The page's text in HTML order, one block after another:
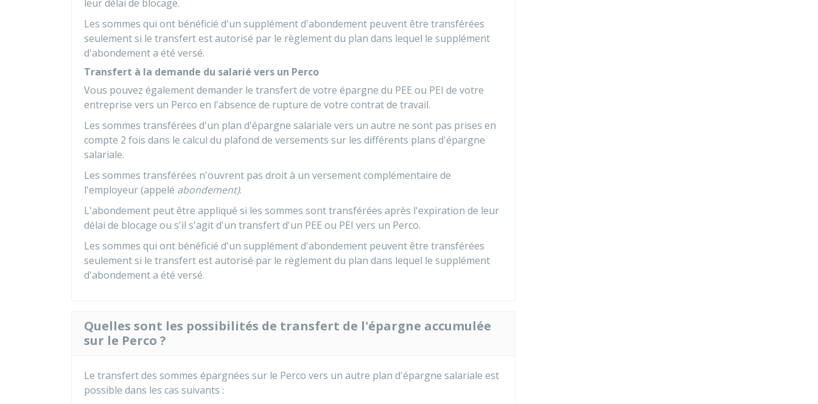
leur délai de blocage.
Les sommes qui ont bénéficié d'un supplément d'abondement peuvent être transférées
seulement si le transfert est autorisé par le règlement du plan dans lequel le supplément
d'abondement a été versé.
Transfert à la demande du salarié vers un Perco
Vous pouvez également demander le transfert de votre épargne du PEE ou PEI de votre
entreprise vers un Perco en l'absence de rupture de votre contrat de travail.
Les sommes transférées d'un plan d'épargne salariale vers un autre ne sont pas prises en
compte 2 fois dans le calcul du plafond de versements sur les différents plans d'épargne
salariale.
Les sommes transférées n'ouvrent pas droit à un versement complémentaire de
l'employeur (appelé abondement).
L'abondement peut être appliqué si les sommes sont transférées après l'expiration de leur
délai de blocage ou s'il s'agit d'un transfert d'un PEE ou PEI vers un Perco.
Les sommes qui ont bénéficié d'un supplément d'abondement peuvent être transférées
seulement si le transfert est autorisé par le règlement du plan dans lequel le supplément
d'abondement a été versé.
Quelles sont les possibilités de transfert de l'épargne accumulée
sur le Perco ?
Le transfert des sommes épargnées sur le Perco vers un autre plan d'épargne salariale est
possible dans les cas suivants :